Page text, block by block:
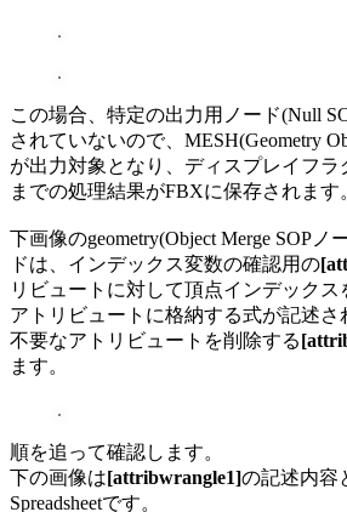
この場合、特定の出力用ノード(Null
されていないので、MESH(Geometry
が出力対象となり、ディスプレイフラ
までの処理結果がFBXに保存されます
下画像のgeometry(Object Merge SOPノ
ドは、インデックス変数の確認用の
リビュートに対して頂点インデック
アトリビュートに格納する式が記述さ
不要なアトリビュートを削除する
ます。
順を追って確認します。
下の画像は[attribwrangle1]の記述内容
Spreadsheetです。